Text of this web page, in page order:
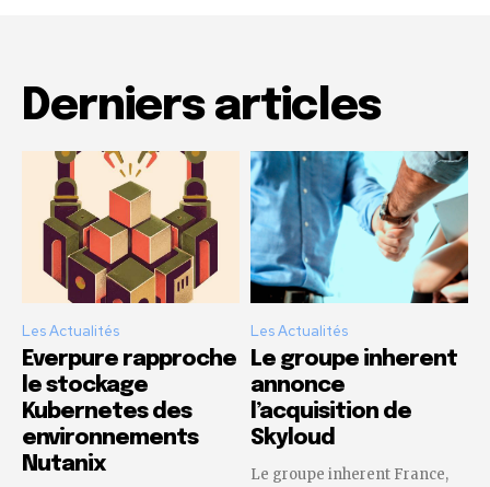
Derniers articles
Les Actualités
Everpure rapproche
le stockage
Kubernetes des
environnements
Nutanix
Les Actualités
Le groupe inherent
annonce
l’acquisition de
Skyloud
Le groupe inherent France,